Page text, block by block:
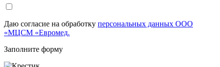
Даю согласие на обработку персональных данных ООО
«МЦСМ «Евромед.
Заполните форму